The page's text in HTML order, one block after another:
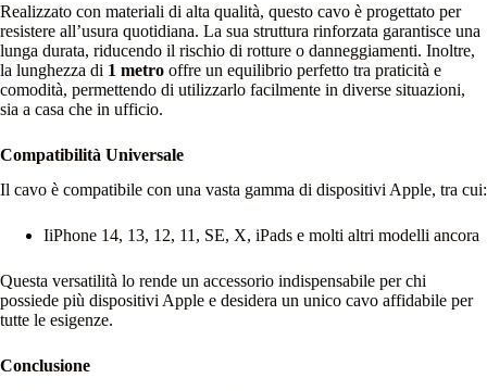
Realizzato con materiali di alta qualità, questo cavo è progettato per
resistere all’usura quotidiana. La sua struttura rinforzata garantisce una
lunga durata, riducendo il rischio di rotture o danneggiamenti. Inoltre,
la lunghezza di 1 metro offre un equilibrio perfetto tra praticità e
comodità, permettendo di utilizzarlo facilmente in diverse situazioni,
sia a casa che in ufficio.
Compatibilità Universale
Il cavo è compatibile con una vasta gamma di dispositivi Apple, tra cui:
IiPhone 14, 13, 12, 11, SE, X, iPads e molti altri modelli ancora
Questa versatilità lo rende un accessorio indispensabile per chi
possiede più dispositivi Apple e desidera un unico cavo affidabile per
tutte le esigenze.
Conclusione